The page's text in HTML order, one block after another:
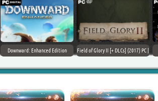
Field of Glory II [+ DLCs] (2017) PC |
StarCraft Remastered [v